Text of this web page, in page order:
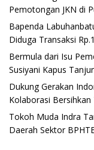
Pemotongan JKN di
‎Bapenda
Diduga Transaksi
‎Bermula dari Isu
Susiyani Kapus
‎Dukung Gerakan
Kolaborasi
‎Tokoh Muda Indra
Daerah Sektor